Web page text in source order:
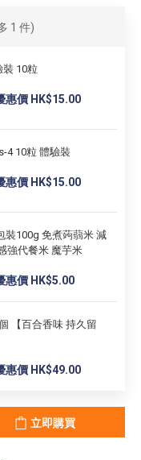
1 件)
裝 10粒
惠價 HK$15.00
4 10粒 體驗裝
惠價 HK$15.00
裝100g 免煮蒟蒻米 減
強代餐米 魔芋米
惠價 HK$5.00
【百合香味 持久留
惠價 HK$49.00
立即購買